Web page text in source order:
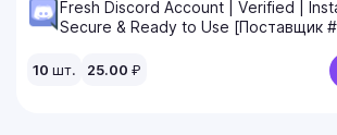
Fresh Discord Account | Verified |
Secure & Ready to Use [Поставщик
10 шт. 25.00 ₽